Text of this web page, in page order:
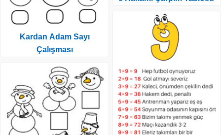
Kardan Adam Sayı
Çalışması